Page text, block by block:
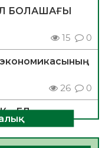
БОЛАШАҒЫ
15 0
26 0
– ЕЛ
24 0